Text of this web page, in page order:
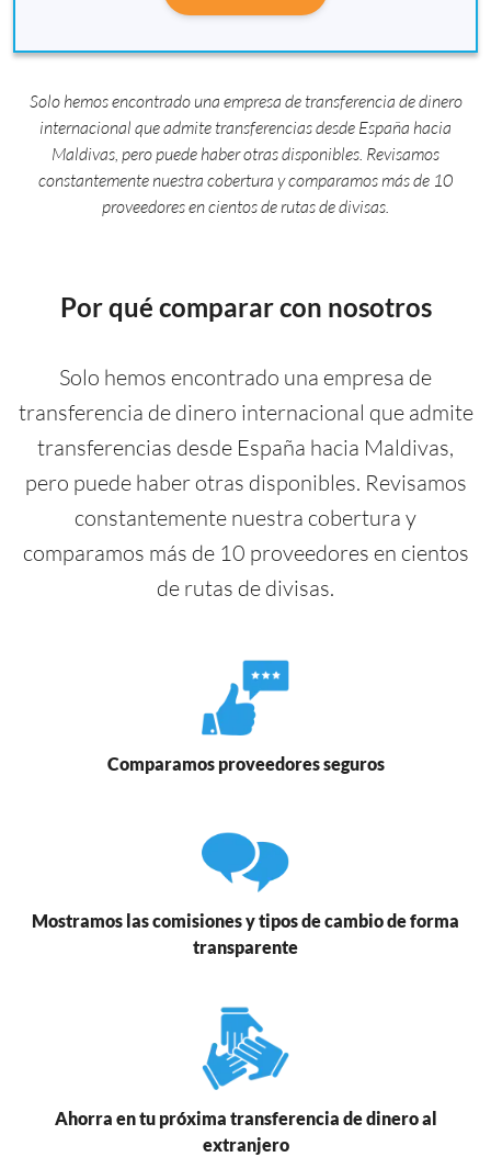
Solo hemos encontrado una empresa de transferencia de dinero
internacional que admite transferencias desde España hacia
Maldivas, pero puede haber otras disponibles. Revisamos
constantemente nuestra cobertura y comparamos más de 10
proveedores en cientos de rutas de divisas.
Por qué comparar con nosotros
Solo hemos encontrado una empresa de
transferencia de dinero internacional que admite
transferencias desde España hacia Maldivas,
pero puede haber otras disponibles. Revisamos
constantemente nuestra cobertura y
comparamos más de 10 proveedores en cientos
de rutas de divisas.
Comparamos proveedores seguros
Mostramos las comisiones y tipos de cambio de forma
transparente
Ahorra en tu próxima transferencia de dinero al
extranjero